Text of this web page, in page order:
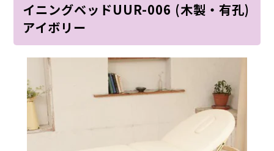
イニングベッドUUR-006 (木製・有孔)
アイボリー